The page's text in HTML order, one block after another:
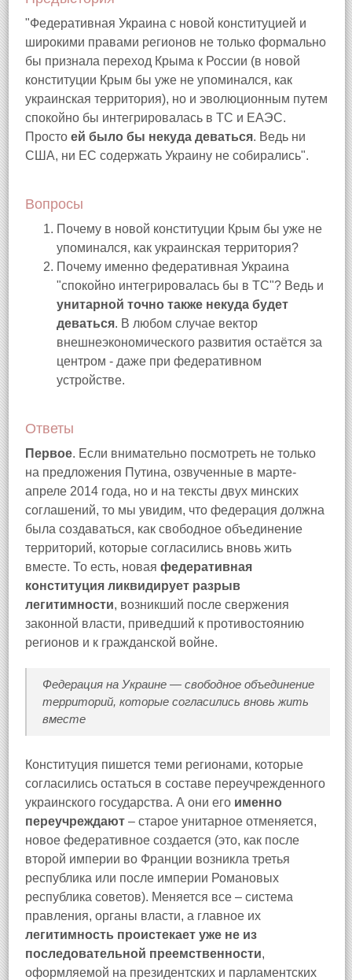
"Федеративная Украина с новой конституцией и
широкими правами регионов не только формально
бы признала переход Крыма к России (в новой
конституции Крым бы уже не упоминался, как
украинская территория), но и эволюционным путем
спокойно бы интегрировалась в ТС и ЕАЭС.
Просто ей было бы некуда деваться. Ведь ни
США, ни ЕС содержать Украину не собирались".
Вопросы
Почему в новой конституции Крым бы уже не
упоминался, как украинская территория?
Почему именно федеративная Украина
"спокойно интегрировалась бы в ТС"? Ведь и
унитарной точно также некуда будет
деваться. В любом случае вектор
внешнеэкономического развития остаётся за
центром - даже при федеративном
устройстве.
Ответы
Первое. Если внимательно посмотреть не только
на предложения Путина, озвученные в марте-
апреле 2014 года, но и на тексты двух минских
соглашений, то мы увидим, что федерация должна
была создаваться, как свободное объединение
территорий, которые согласились вновь жить
вместе. То есть, новая федеративная
конституция ликвидирует разрыв
легитимности, возникший после свержения
законной власти, приведший к противостоянию
регионов и к гражданской войне.
Федерация на Украине — свободное объединение
территорий, которые согласились вновь жить
вместе
Конституция пишется теми регионами, которые
согласились остаться в составе переучрежденного
украинского государства. А они его именно
переучреждают – старое унитарное отменяется,
новое федеративное создается (это, как после
второй империи во Франции возникла третья
республика или после империи Романовых
республика советов). Меняется все – система
правления, органы власти, а главное их
легитимность проистекает уже не из
последовательной преемственности,
оформляемой на президентских и парламентских